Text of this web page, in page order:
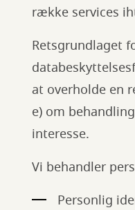
række services
Retsgrundlaget
at overholde en
e) om
interesse.
Vi behandler
Personlig